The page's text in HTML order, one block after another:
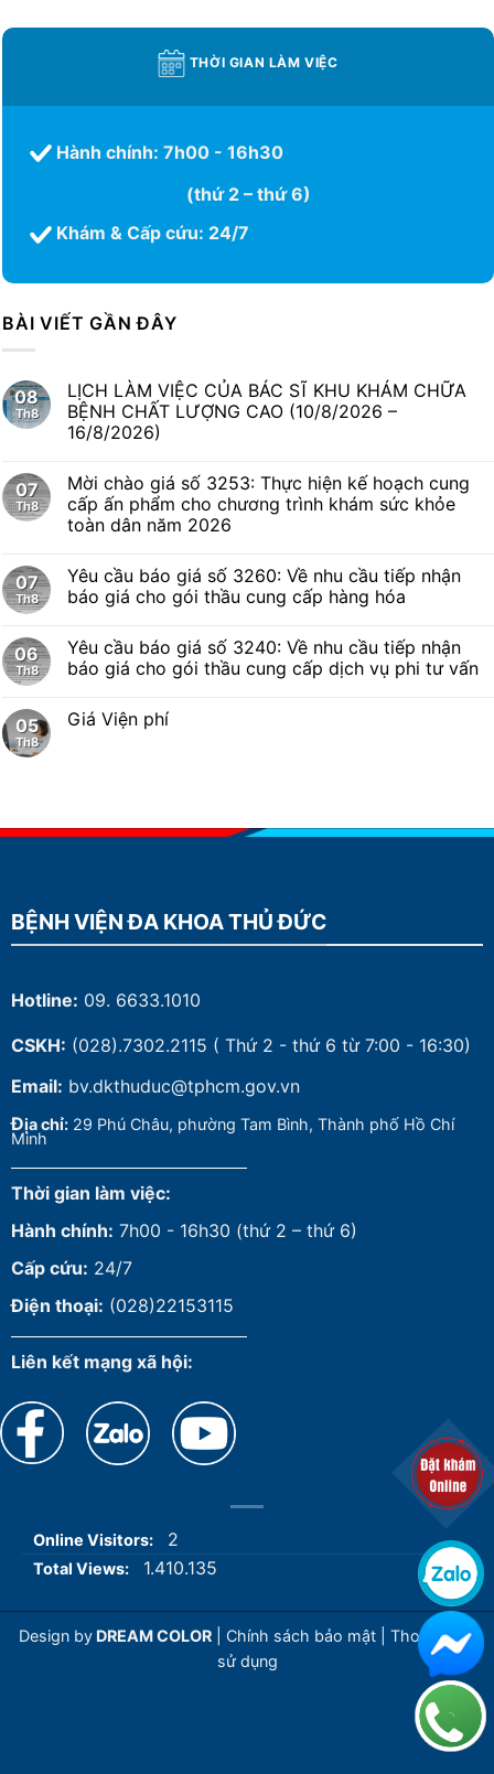
THỜI GIAN LÀM VIỆC
Hành chính: 7h00 - 16h30
(thứ 2 – thứ 6)
Khám & Cấp cứu: 24/7
BÀI VIẾT GẦN ĐÂY
08
Th8
LỊCH LÀM VIỆC CỦA BÁC SĨ KHU KHÁM CHỮA
BỆNH CHẤT LƯỢNG CAO (10/8/2026 –
16/8/2026)
07
Th8
Mời chào giá số 3253: Thực hiện kế hoạch cung
cấp ấn phẩm cho chương trình khám sức khỏe
toàn dân năm 2026
07
Th8
Yêu cầu báo giá số 3260: Về nhu cầu tiếp nhận
báo giá cho gói thầu cung cấp hàng hóa
06
Th8
Yêu cầu báo giá số 3240: Về nhu cầu tiếp nhận
báo giá cho gói thầu cung cấp dịch vụ phi tư vấn
05
Th8
Giá Viện phí
BỆNH VIỆN ĐA KHOA THỦ ĐỨC
Hotline: 09. 6633.1010
CSKH: (028).7302.2115 ( Thứ 2 - thứ 6 từ 7:00 - 16:30)
Email: bv.dkthuduc@tphcm.gov.vn
Địa chỉ: 29 Phú Châu, phường Tam Bình, Thành phố Hồ Chí
Minh
Thời gian làm việc:
Hành chính: 7h00 - 16h30 (thứ 2 – thứ 6)
Cấp cứu: 24/7
Điện thoại: (028)22153115
Liên kết mạng xã hội:
Online Visitors: 2
Total Views: 1.410.135
Design by DREAM COLOR Chính sách bảo mật
Thoả thuận
sử dụng